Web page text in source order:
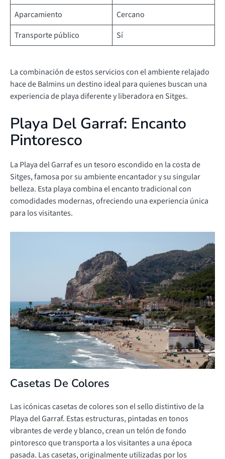
Aparcamiento
Cercano
Transporte público
Sí
La combinación de estos servicios con el ambiente relajado
hace de Balmins un destino ideal para quienes buscan una
experiencia de playa diferente y liberadora en Sitges.
Playa Del Garraf: Encanto
Pintoresco
La Playa del Garraf es un tesoro escondido en la costa de
Sitges, famosa por su ambiente encantador y su singular
belleza. Esta playa combina el encanto tradicional con
comodidades modernas, ofreciendo una experiencia única
para los visitantes.
Casetas De Colores
Las icónicas casetas de colores son el sello distintivo de la
Playa del Garraf. Estas estructuras, pintadas en tonos
vibrantes de verde y blanco, crean un telón de fondo
pintoresco que transporta a los visitantes a una época
pasada. Las casetas, originalmente utilizadas por los